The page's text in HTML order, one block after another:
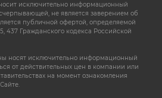
носит исключительно информационный
не является заверением об
публичной офертой, определяемой
437 Гражданского кодекса Российской
носят исключительно информационный
от действительных цен в компании или
на момент ознакомления